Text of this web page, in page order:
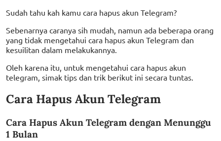
Sudah tahu kah kamu cara hapus akun Telegram?
Sebenarnya caranya sih mudah, namun ada beberapa orang
yang tidak mengetahui cara hapus akun Telegram dan
kesuilitan dalam melakukannya.
Oleh karena itu, untuk mengetahui cara hapus akun
telegram, simak tips dan trik berikut ini secara tuntas.
Cara Hapus Akun Telegram
Cara Hapus Akun Telegram dengan Menunggu
1 Bulan